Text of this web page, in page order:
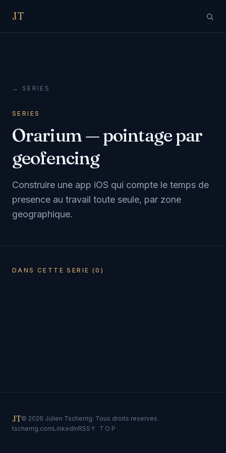
JT
← SERIES
SERIES
Orarium — pointage par
geofencing
Construire une app iOS qui compte le temps de
presence au travail toute seule, par zone
geographique.
DANS CETTE SERIE (0)
JT© 2026 Julien Tscherrig. Tous droits reserves.
tscherrig.comLinkedInRSS ↑ TOP